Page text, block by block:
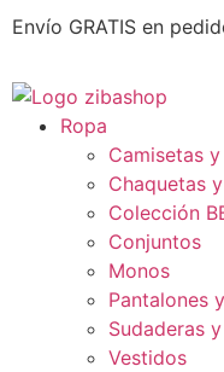
Envío GRATIS en
Ropa
Camisetas
Chaquetas
Colección
Conjuntos
Monos
Pantalones
Sudaderas
Vestidos